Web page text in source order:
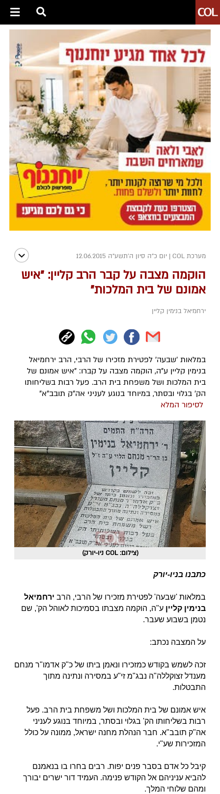
מערכת COL | יום כ"ה סיון ה׳תשע״ה 12.06.2015
הוקמה מצבה על קבר הרב קליין: "איש
אמונם של בית המלכות"
ירחמיאל בנימין קליין
במלאות 'שבעה' לפטירת מזכירו של הרבי, הרב ירחמיאל
בנימין קליין ע"ה, הוקמה מצבה על קברו: "איש אמונם של
בית המלכות ושל משפחת בית הרב. פעל רבות בשליחותו
הק' בגלוי ובסתר, במיוחד בנוגע לעניני אה"ק תובב"א"
לסיפור המלא
(צילום: COL ניו-יורק)
כתבנו בניו-יורק
במלאות 'שבעה' לפטירת מזכירו של הרבי, הרב ירחמיאל
בנימין קליין ע"ה, הוקמה מצבתו בסמיכות לאוהל הק', שם
נטמן בשבוע שעבר.
על המצבה נכתב:
זכה לשמש בקודש כמזכירו ונאמן ביתו של כ"ק אדמו"ר מנחם
מענדל זצוקללה"ה נבג"מ זי"ע במסירה ונתינה מתוך
התבטלות.
איש אמונם של בית המלכות ושל משפחת בית הרב. פעל
רבות בשליחותו הק' בגלוי ובסתר, במיוחד בנוגע לעניני
אה"ק תובב"א. חבר הנהלת מחנה ישראל, ממונה על כולל
המזכירות שע"י.
קיבל כל אדם בסבר פנים יפות. רבים בחרו בו בנאמנם
להביא עניניהם אל הקודש פנימה. העמיד דור ישרים יבורך
ומהם שלוחי המלך.